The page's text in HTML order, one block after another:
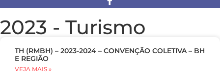
2023 - Turismo
TH (RMBH) – 2023-2024 – CONVENÇÃO COLETIVA – BH
E REGIÃO
VEJA MAIS »